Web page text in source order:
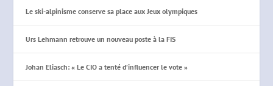
Le ski-alpinisme conserve sa place aux Jeux olympiques
Urs Lehmann retrouve un nouveau poste à la FIS
Johan Eliasch: « Le CIO a tenté d’influencer le vote »